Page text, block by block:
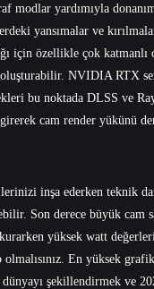
modlar yardımıyla
yansımalar ve
için özellikle çok katmanlı
oluşturabilir. NVIDIA RTX
bu noktada DLSS ve
cam render yükünü
inşa ederken teknik
Son derece büyük cam
yüksek watt
En yüksek
dünyayı şekillendirmek ve